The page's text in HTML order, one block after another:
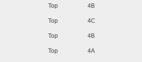
Top 4B
Top 4C
Top 4B
Top 4A